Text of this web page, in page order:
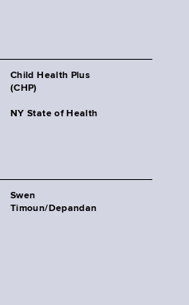
Child Health Plus
(CHP)
NY State of Health
Swen
Timoun/Depandan